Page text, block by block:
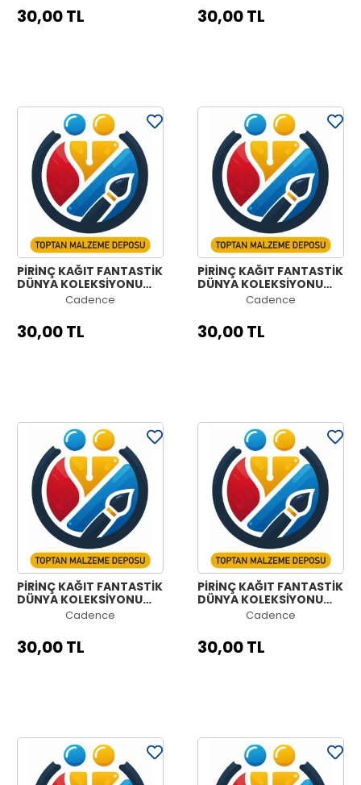
30,00 TL 30,00 TL
PİRİNÇ KAĞIT FANTASTİK
DÜNYA KOLEKSİYONU
MODEL 1260 30X42
Cadence
30,00 TL
PİRİNÇ KAĞIT FANTASTİK
DÜNYA KOLEKSİYONU
MODEL 1259 30X42
Cadence
30,00 TL
PİRİNÇ KAĞIT FANTASTİK
DÜNYA KOLEKSİYONU
MODEL 1258 30X42
Cadence
30,00 TL
PİRİNÇ KAĞIT FANTASTİK
DÜNYA KOLEKSİYONU
MODEL 1257 30X42
Cadence
30,00 TL